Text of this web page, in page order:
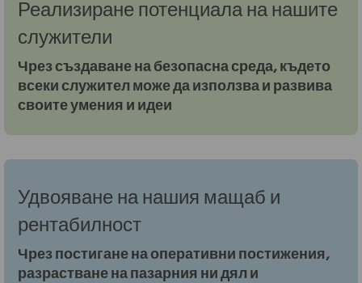
Реализиране потенциала на нашите
служители
Чрез създаване на безопасна среда, където
всеки служител може да използва и развива
своите умения и идеи
Удвояване на нашия мащаб и
рентабилност
Чрез постигане на оперативни постижения,
разрастване на пазарния ни дял и